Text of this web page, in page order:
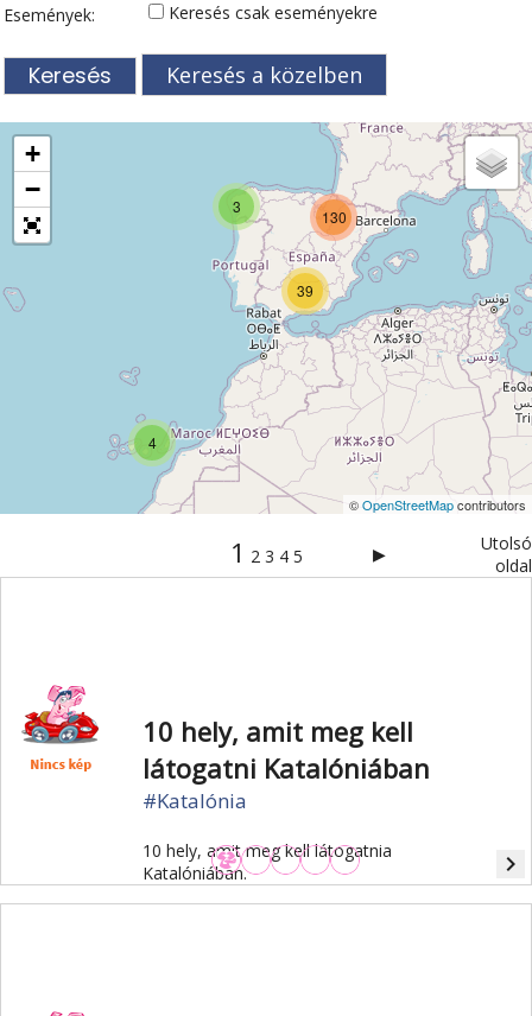
Események:
Keresés csak eseményekre
Keresés a közelben
4
3
39
130
+
−
©OpenStreetMapcontributors
1 2 3 4 5 ▶
Utolsó
oldal
10 hely, amit meg kell
látogatni Katalóniában
#Katalónia
10 hely, amit meg kell látogatnia
Katalóniában.
navigate_next